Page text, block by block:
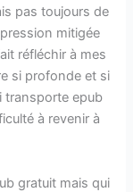
pas toujours de
mitigée
réfléchir à mes
si profonde et si
transporte epub
à revenir à
gratuit mais qui